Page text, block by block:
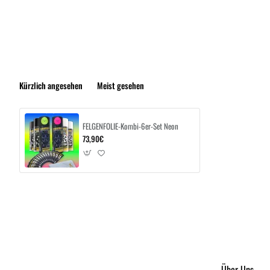
Kürzlich angesehen Meist gesehen
FELGENFOLIE-Kombi-6er-Set Neon
73,90€